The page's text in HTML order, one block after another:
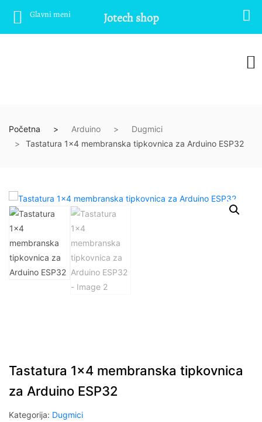
Početna Arduino
Dugmici
Tastatura 1×4 membranska tipkovnica za Arduino ESP32
Tastatura 1×4 membranska tipkovnica
za Arduino ESP32
Kategorija: Dugmici
Glavni meni Jotech shop